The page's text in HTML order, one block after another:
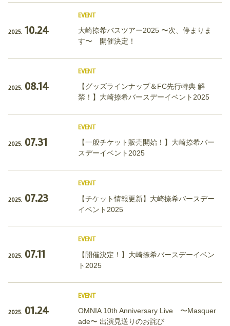
2025. 10.24
EVENT
大崎捺希バスツアー2025 〜次、停まりま
す〜 開催決定！
2025. 08.14
EVENT
【グッズラインナップ＆FC先行特典 解
禁！】大崎捺希バースデーイベント2025
2025. 07.31
EVENT
【一般チケット販売開始！】大崎捺希バー
スデーイベント2025
2025. 07.23
EVENT
【チケット情報更新】大崎捺希バースデー
イベント2025
2025. 07.11
EVENT
【開催決定！】大崎捺希バースデーイベン
ト2025
2025. 01.24
EVENT
OMNIA 10th Anniversary Live 〜Masquer
ade〜 出演見送りのお詫び